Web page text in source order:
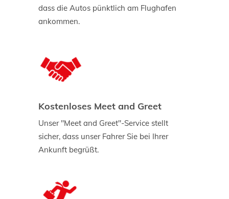
dass die Autos pünktlich am Flughafen
ankommen.
Kostenloses Meet and Greet
Unser "Meet and Greet"-Service stellt
sicher, dass unser Fahrer Sie bei Ihrer
Ankunft begrüßt.